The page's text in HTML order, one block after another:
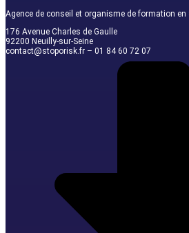
Agence de conseil et organisme de formation en
176 Avenue Charles de Gaulle
92200 Neuilly-sur-Seine
contact@stoporisk.fr – 01 84 60 72 07